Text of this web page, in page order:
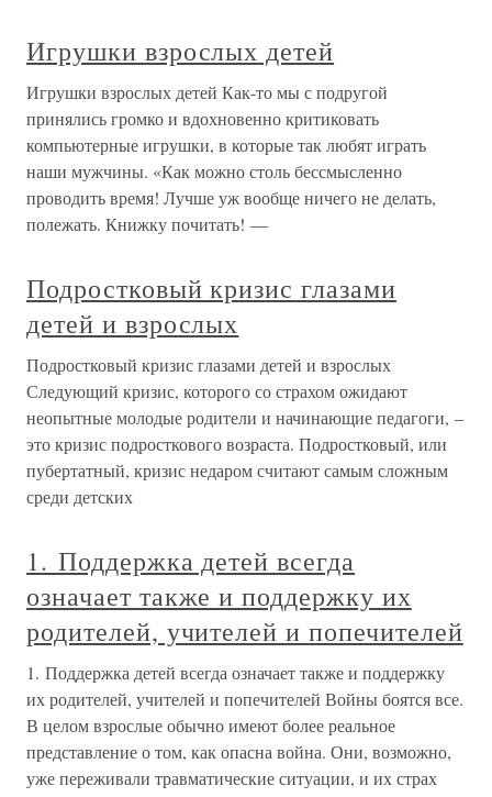
Игрушки взрослых детей
Игрушки взрослых детей Как-то мы с подругой
принялись громко и вдохновенно критиковать
компьютерные игрушки, в которые так любят играть
наши мужчины. «Как можно столь бессмысленно
проводить время! Лучше уж вообще ничего не делать,
полежать. Книжку почитать! —
Подростковый кризис глазами
детей и взрослых
Подростковый кризис глазами детей и взрослых
Следующий кризис, которого со страхом ожидают
неопытные молодые родители и начинающие педагоги, –
это кризис подросткового возраста. Подростковый, или
пубертатный, кризис недаром считают самым сложным
среди детских
1. Поддержка детей всегда
означает также и поддержку их
родителей, учителей и попечителей
1. Поддержка детей всегда означает также и поддержку
их родителей, учителей и попечителей Войны боятся все.
В целом взрослые обычно имеют более реальное
представление о том, как опасна война. Они, возможно,
уже переживали травматические ситуации, и их страх